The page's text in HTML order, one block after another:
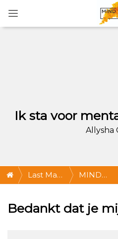
Ik sta voor
Allysha
Last Man
MIND
Standing:
Bedankt dat je